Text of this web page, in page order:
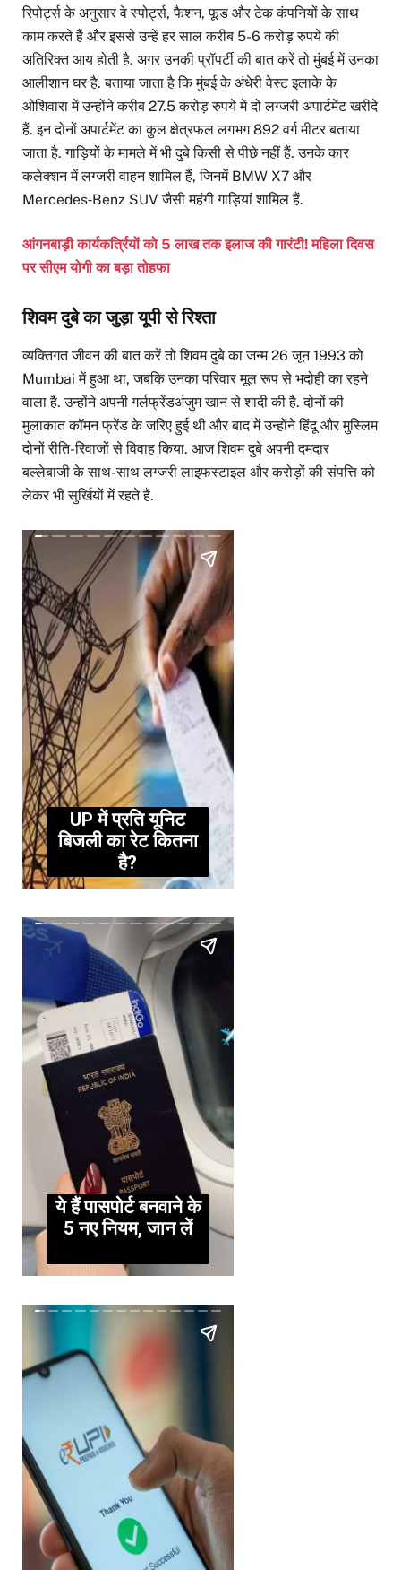
रिपोर्ट्स के अनुसार वे स्पोर्ट्स, फैशन, फूड और टेक कंपनियों के साथ
काम करते हैं और इससे उन्हें हर साल करीब 5-6 करोड़ रुपये की
अतिरिक्त आय होती है. अगर उनकी प्रॉपर्टी की बात करें तो मुंबई में उनका
आलीशान घर है. बताया जाता है कि मुंबई के अंधेरी वेस्ट इलाके के
ओशिवारा में उन्होंने करीब 27.5 करोड़ रुपये में दो लग्जरी अपार्टमेंट खरीदे
हैं. इन दोनों अपार्टमेंट का कुल क्षेत्रफल लगभग 892 वर्ग मीटर बताया
जाता है. गाड़ियों के मामले में भी दुबे किसी से पीछे नहीं हैं. उनके कार
कलेक्शन में लग्जरी वाहन शामिल हैं, जिनमें BMW X7 और
Mercedes‑Benz SUV जैसी महंगी गाड़ियां शामिल हैं.
आंगनबाड़ी कार्यकर्त्रियों को 5 लाख तक इलाज की गारंटी! महिला दिवस
पर सीएम योगी का बड़ा तोहफा
शिवम दुबे का जुड़ा यूपी से रिश्ता
व्यक्तिगत जीवन की बात करें तो शिवम दुबे का जन्म 26 जून 1993 को
Mumbai में हुआ था, जबकि उनका परिवार मूल रूप से भदोही का रहने
वाला है. उन्होंने अपनी गर्लफ्रेंडअंजुम खान से शादी की है. दोनों की
मुलाकात कॉमन फ्रेंड के जरिए हुई थी और बाद में उन्होंने हिंदू और मुस्लिम
दोनों रीति-रिवाजों से विवाह किया. आज शिवम दुबे अपनी दमदार
बल्लेबाजी के साथ-साथ लग्जरी लाइफस्टाइल और करोड़ों की संपत्ति को
लेकर भी सुर्खियों में रहते हैं.